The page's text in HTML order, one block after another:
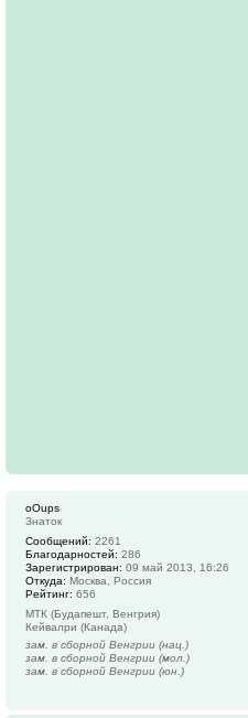
oOups
Знаток
Сообщений: 2261
Благодарностей: 286
Зарегистрирован: 09 май 2013, 16:26
Откуда: Москва, Россия
Рейтинг: 656
МТК (Будапешт, Венгрия)
Кейвалри (Канада)
зам. в сборной Венгрии (нац.)
зам. в сборной Венгрии (мол.)
зам. в сборной Венгрии (юн.)